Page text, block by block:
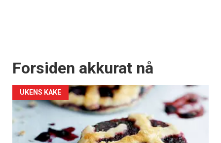
Forsiden akkurat nå
UKENS KAKE